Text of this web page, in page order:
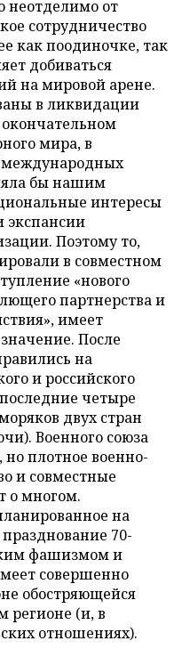
неотделимо от
сотрудничество
как поодиночке, так
добиваться
на мировой арене.
в ликвидации
мира, в
международных
бы нашим
интересы
экспансии
Поэтому то,
в совместном
«нового
партнерства и
имеет
После
на
и российского
четыре
двух стран
Военного союза
плотное военно-
и совместные
о многом.
на
70-
фашизмом и
совершенно
обостряющейся
регионе (и, в
отношениях).